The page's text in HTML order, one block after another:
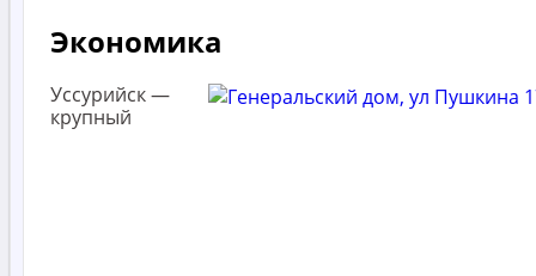
Экономика
Уссурийск —
крупный